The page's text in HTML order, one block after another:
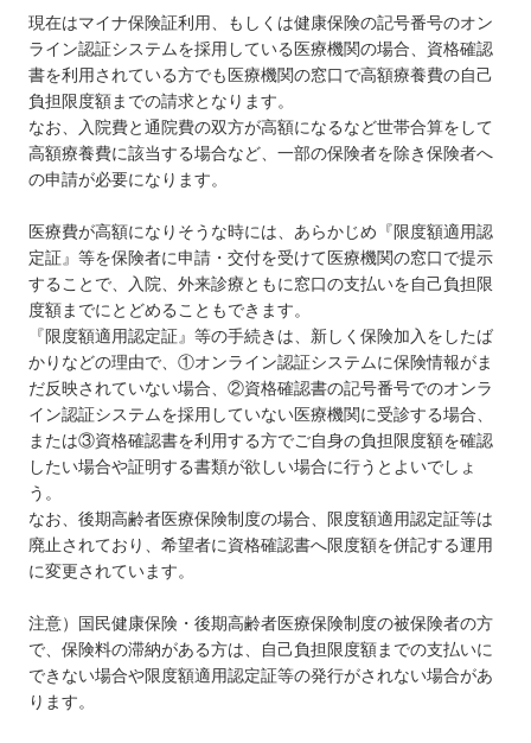
現在はマイナ保険証利用、もしくは健康保険の記号番号のオン
ライン認証システムを採用している医療機関の場合、資格確認
書を利用されている方でも医療機関の窓口で高額療養費の自己
負担限度額までの請求となります。
なお、入院費と通院費の双方が高額になるなど世帯合算をして
高額療養費に該当する場合など、一部の保険者を除き保険者へ
の申請が必要になります。
医療費が高額になりそうな時には、あらかじめ『限度額適用認
定証』等を保険者に申請・交付を受けて医療機関の窓口で提示
することで、入院、外来診療ともに窓口の支払いを自己負担限
度額までにとどめることもできます。
『限度額適用認定証』等の手続きは、新しく保険加入をしたば
かりなどの理由で、①オンライン認証システムに保険情報がま
だ反映されていない場合、②資格確認書の記号番号でのオンラ
イン認証システムを採用していない医療機関に受診する場合、
または③資格確認書を利用する方でご自身の負担限度額を確認
したい場合や証明する書類が欲しい場合に行うとよいでしょ
う。
なお、後期高齢者医療保険制度の場合、限度額適用認定証等は
廃止されており、希望者に資格確認書へ限度額を併記する運用
に変更されています。
注意）国民健康保険・後期高齢者医療保険制度の被保険者の方
で、保険料の滞納がある方は、自己負担限度額までの支払いに
できない場合や限度額適用認定証等の発行がされない場合があ
ります。